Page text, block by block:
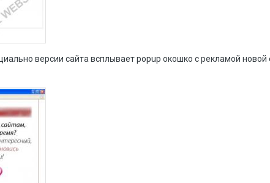
версии сайта всплывает popup окошко с рекламой новой